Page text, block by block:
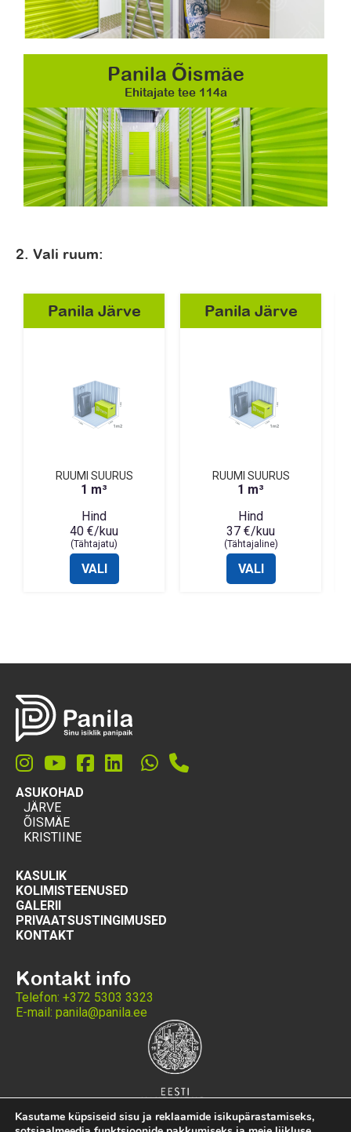
Panila Õismäe
Ehitajate tee 114a
2. Vali ruum:
Panila Järve
RUUMI SUURUS
1 m³
Hind
40 €/kuu
(Tähtajatu)
VALI
Panila Järve
RUUMI SUURUS
1 m³
Hind
37 €/kuu
(Tähtajaline)
VALI
ASUKOHAD
JÄRVE
ÕISMÄE
KRISTIINE
KASULIK
KOLIMISTEENUSED
GALERII
PRIVAATSUSTINGIMUSED
KONTAKT
Kontakt info
Telefon: +372 5303 3323
E-mail: panila@panila.ee
Kasutame küpsiseid sisu ja reklaamide isikupärastamiseks,